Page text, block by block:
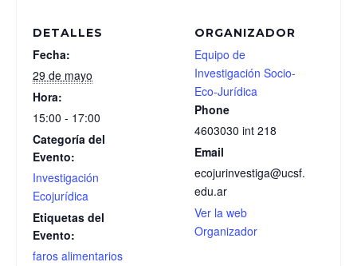
DETALLES
Fecha:
29 de mayo
Hora:
15:00 - 17:00
Categoría del
Evento:
Investigación
Ecojurídica
Etiquetas del
Evento:
faros alimentarios
ORGANIZADOR
Equipo de
Investigación Socio-
Eco-Jurídica
Phone
4603030 int 218
Email
ecojurinvestiga@ucsf.
edu.ar
Ver la web
Organizador